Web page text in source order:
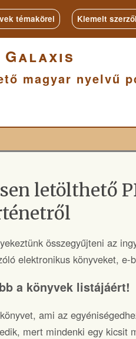
témakörei Kiemelt
magyar nyelvű
letölthető
összegyűjteni az
elektronikus könyveket, e-
a könyvek listájáért!
ami az
mert mindenki egy kicsit